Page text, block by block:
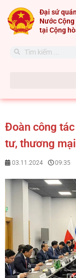
content
Đại sứ quán
Nước
tại Cộng
Search
Search
Đoàn công
tư, thương
03.11.2024 09:35